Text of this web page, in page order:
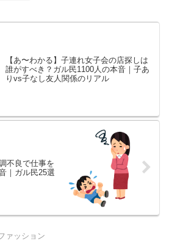
感肌向
【あ〜わかる】子連れ女子会の店探しは
誰がすべき？ガル民1100人の本音｜子あ
りvs子なし友人関係のリアル
不良で仕事を
｜ガル民25選
ァッション